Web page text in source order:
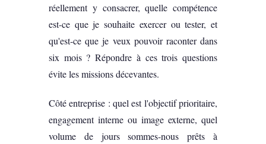
réellement y consacrer, quelle compétence
est-ce que je souhaite exercer ou tester, et
qu'est-ce que je veux pouvoir raconter dans
six mois ? Répondre à ces trois questions
évite les missions décevantes.
Côté entreprise : quel est l'objectif prioritaire,
engagement interne ou image externe, quel
volume de jours sommes-nous prêts à